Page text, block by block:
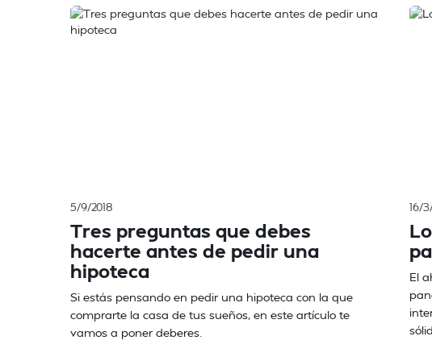
5/9/2018
Tres preguntas que debes
hacerte antes de pedir una
hipoteca
Si estás pensando en pedir una hipoteca con la que
comprarte la casa de tus sueños, en este artículo te
vamos a poner deberes.
16/
El